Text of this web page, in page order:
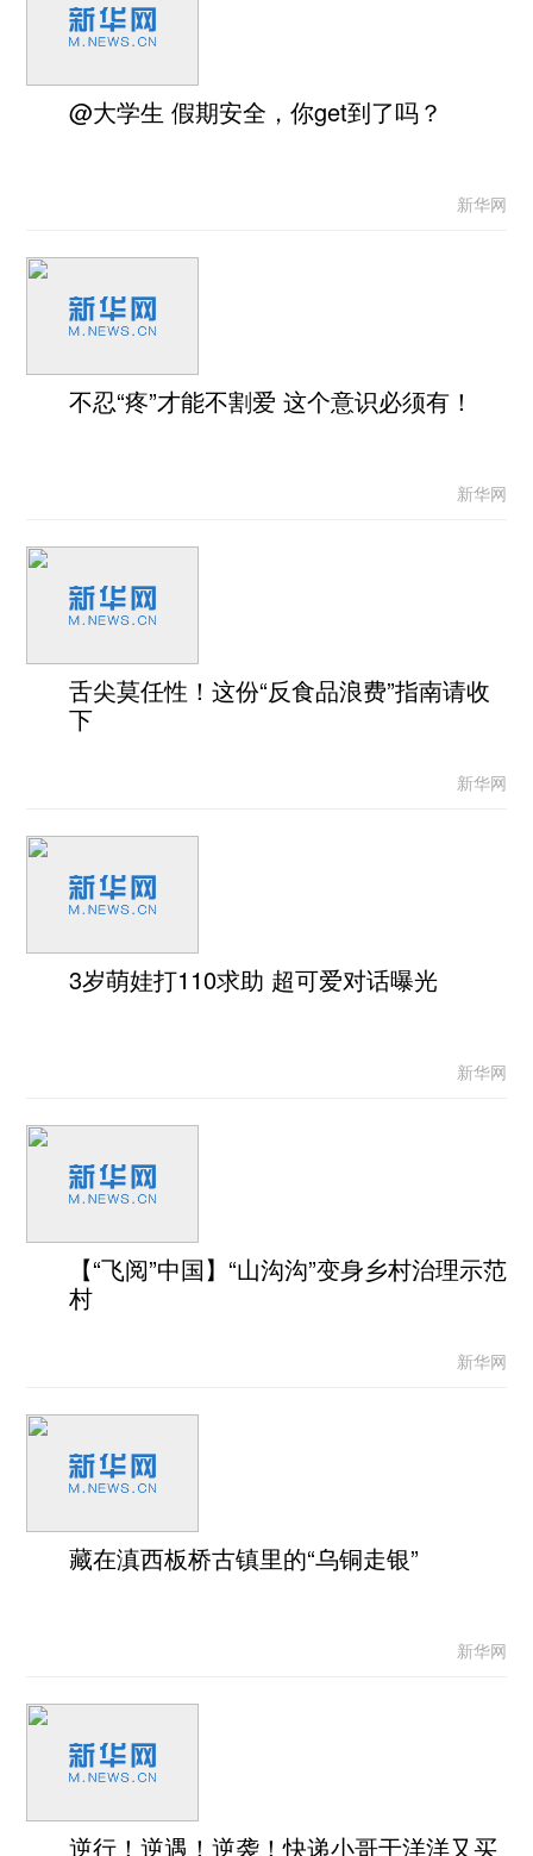
@大学生 假期安全，你get到了吗？
新华网
不忍“疼”才能不割爱 这个意识必须有！
新华网
舌尖莫任性！这份“反食品浪费”指南请收
下
新华网
3岁萌娃打110求助 超可爱对话曝光
新华网
【“飞阅”中国】“山沟沟”变身乡村治理示范
村
新华网
藏在滇西板桥古镇里的“乌铜走银”
新华网
逆行！逆遇！逆袭！快递小哥于洋洋又买